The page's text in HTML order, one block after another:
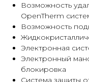
Возможность
OpenTherm
Возможность
Электронная
Электронный
блокировка
Система защиты